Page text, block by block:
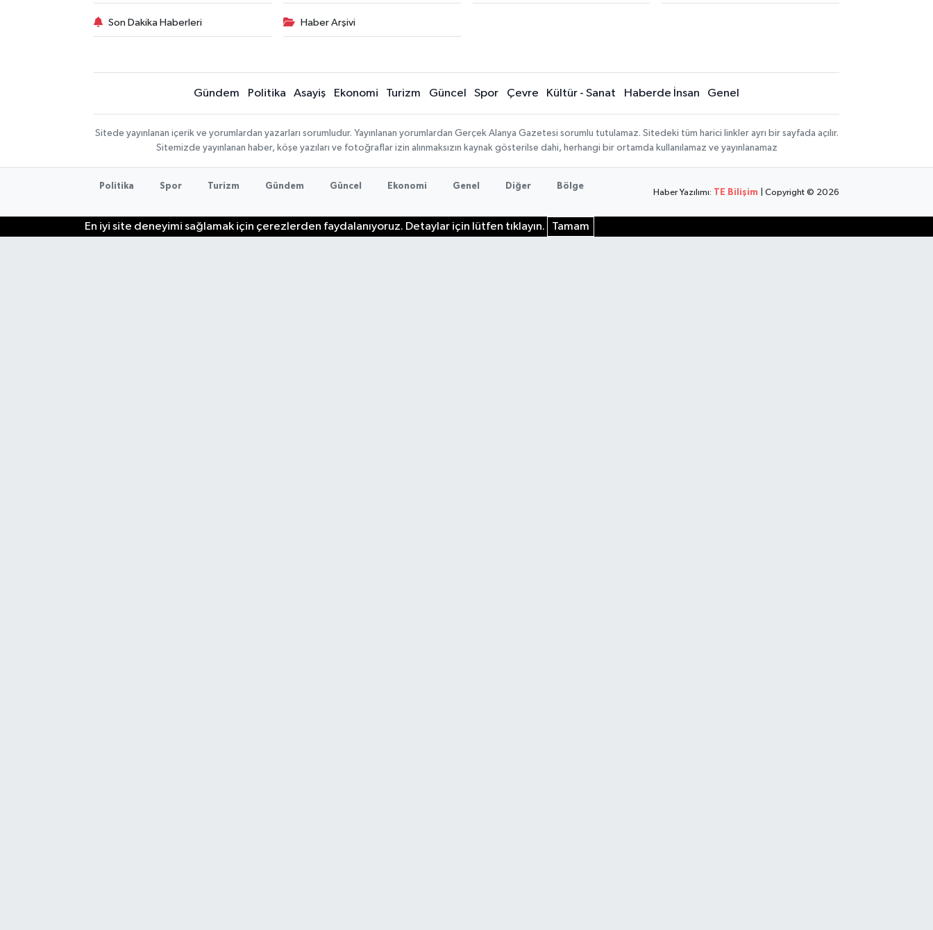
Son Dakika Haberleri Haber Arşivi
Gündem Politika Asayiş Ekonomi Turizm Güncel Spor Çevre Kültür - Sanat Haberde İnsan Genel
Sitede yayınlanan içerik ve yorumlardan yazarları sorumludur. Yayınlanan yorumlardan Gerçek Alanya Gazetesi sorumlu tutulamaz. Sitedeki tüm harici linkler ayrı bir sayfada açılır.
Sitemizde yayınlanan haber, köşe yazıları ve fotoğraflar izin alınmaksızın kaynak gösterilse dahi, herhangi bir ortamda kullanılamaz ve yayınlanamaz
Politika Spor Turizm Gündem Güncel Ekonomi Genel Diğer Bölge
Haber Yazılımı: TE Bilişim | Copyright © 2026
En iyi site deneyimi sağlamak için çerezlerden faydalanıyoruz. Detaylar için lütfen tıklayın. Tamam